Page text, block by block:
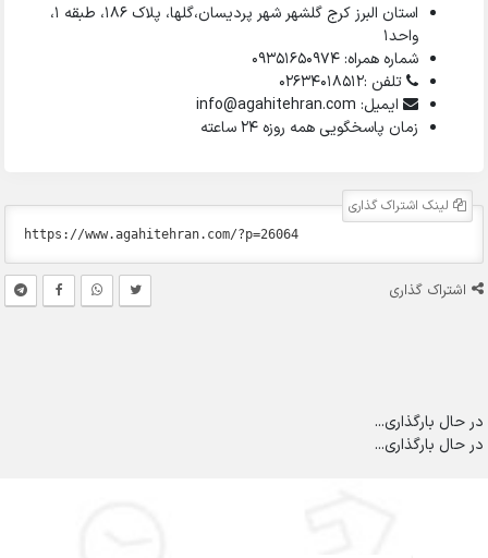
استان البرز کرج گلشهر شهر پردیسان،گلها، پلاک ۱۸۶، طبقه ۱،
واحد1
شماره همراه: 09351650974
تلفن :02634018512
ایمیل: info@agahitehran.com
زمان پاسخگویی همه روزه 24 ساعته
لینک اشتراک گذاری
اشتراک گذاری
در حال بارگذاری...
در حال بارگذاری...